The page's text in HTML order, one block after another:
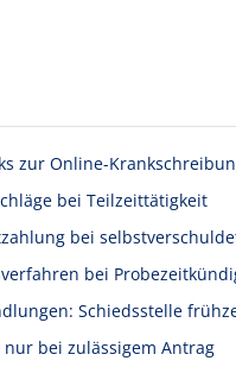
zur Online-
bei Teilzeittätigkeit
bei
bei
Schiedsstelle
bei zulässigem Antrag